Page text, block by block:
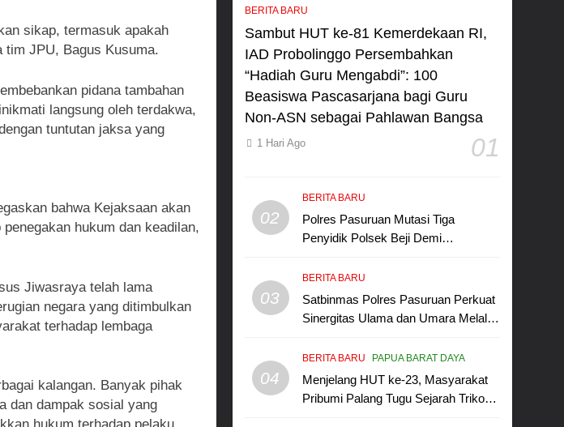
sikap, termasuk apakah
tim JPU, Bagus Kusuma.
pidana tambahan
langsung oleh terdakwa,
tuntutan jaksa yang
bahwa Kejaksaan akan
hukum dan keadilan,
Jiwasraya telah lama
negara yang ditimbulkan
terhadap lembaga
kalangan. Banyak pihak
dan dampak sosial yang
BERITA BARU
Sambut HUT ke-81 Kemerdekaan RI,
IAD Probolinggo Persembahkan
“Hadiah Guru Mengabdi”: 100
Beasiswa Pascasarjana bagi Guru
Non-ASN sebagai Pahlawan Bangsa
01
1 Hari Ago
02
BERITA BARU
Polres Pasuruan Mutasi Tiga
Penyidik Polsek Beji Demi
Penyidikan
03
BERITA BARU
Satbinmas Polres Pasuruan Perkuat
Sinergitas Ulama dan Umara Melalui
Dalwa
04
BERITA BARU PAPUA BARAT DAYA
Menjelang HUT ke-23, Masyarakat
Pribumi Palang Tugu Sejarah Trikora